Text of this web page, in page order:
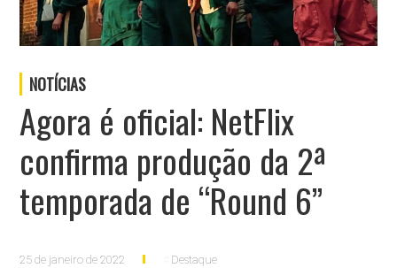
NOTÍCIAS
Agora é oficial: NetFlix
confirma produção da 2ª
temporada de “Round 6”
25 de janeiro de 2022 Destaque